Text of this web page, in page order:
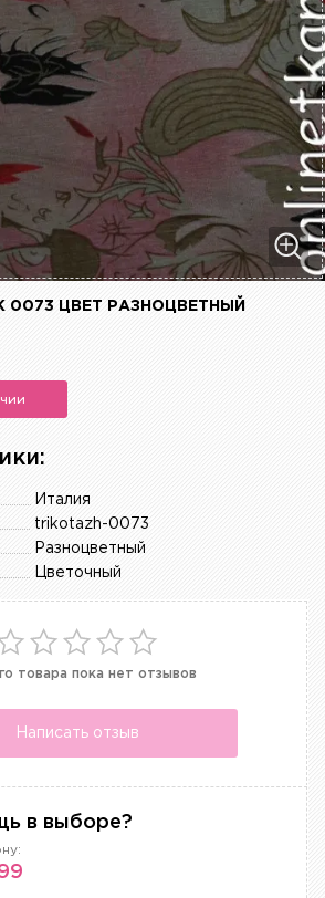
ЦВЕТ РАЗНОЦВЕТНЫЙ
Италия
trikotazh-0073
Разноцветный
Цветочный
товара пока нет отзывов
Написать отзыв
в выборе?